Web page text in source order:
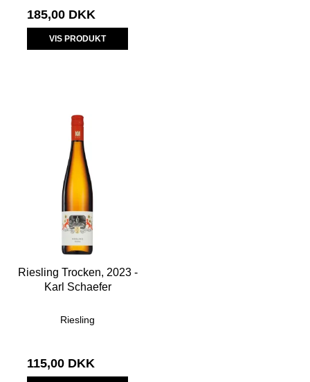
185,00 DKK
VIS PRODUKT
Riesling Trocken, 2023 -
Karl Schaefer
Riesling
115,00 DKK